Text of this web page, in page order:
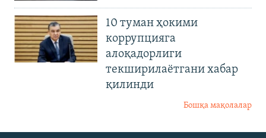
10 туман ҳокими
коррупцияга
алоқадорлиги
текширилаётгани хабар
қилинди
Бошқа мақолалар